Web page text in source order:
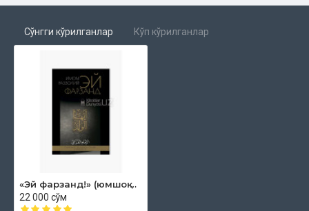
Сўнгги кўрилганлар Кўп кўрилганлар
«Эй фарзанд!» (юмшоқ муқова)
22 000 сўм